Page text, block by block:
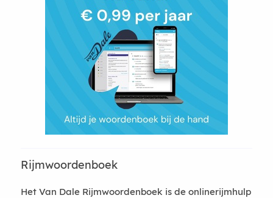
Rijmwoordenboek
Het Van Dale Rijmwoordenboek is de onlinerijmhulp